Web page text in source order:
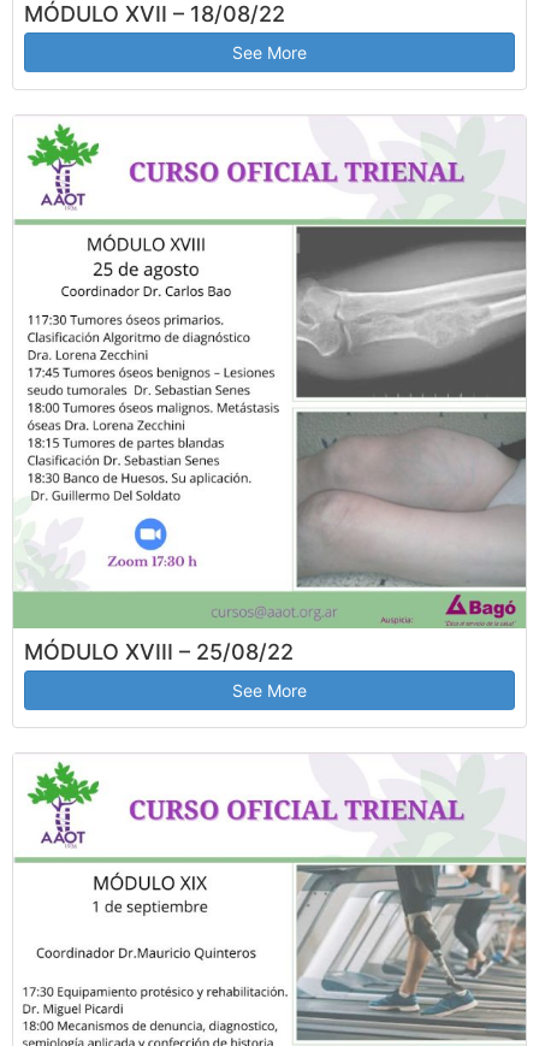
MÓDULO XVII – 18/08/22
See More
MÓDULO XVIII – 25/08/22
See More